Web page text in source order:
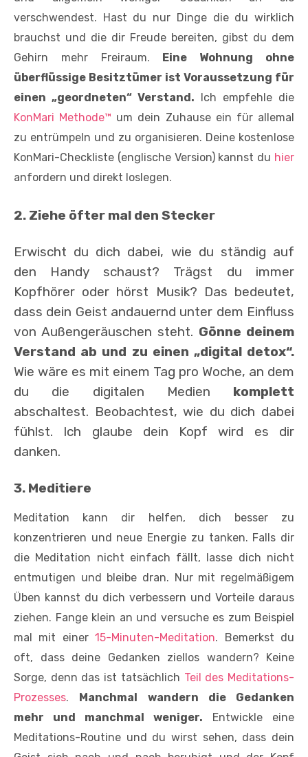
verschwendest. Hast du nur Dinge die du wirklich
brauchst und die dir Freude bereiten, gibst du dem
Gehirn mehr Freiraum.
Eine Wohnung ohne
überflüssige Besitztümer ist Voraussetzung für
einen „geordneten“ Verstand. Ich empfehle die
KonMari Methode™ um dein Zuhause ein für allemal
zu entrümpeln und zu organisieren. Deine kostenlose
KonMari-Checkliste (englische Version) kannst du hier
anfordern und direkt loslegen.
2. Ziehe öfter mal den Stecker
Erwischt du dich dabei, wie du ständig auf
den Handy schaust? Trägst du immer
Kopfhörer oder hörst Musik? Das bedeutet,
dass dein Geist andauernd unter dem Einfluss
von Außengeräuschen steht. Gönne deinem
Verstand ab und zu einen „digital detox“.
Wie wäre es mit einem Tag pro Woche, an dem
du die digitalen Medien komplett
abschaltest. Beobachtest, wie du dich dabei
fühlst. Ich glaube dein Kopf wird es dir
danken.
3. Meditiere
Meditation kann dir helfen, dich besser zu
konzentrieren und neue Energie zu tanken. Falls dir
die Meditation nicht einfach fällt, lasse dich nicht
entmutigen und bleibe dran. Nur mit regelmäßigem
Üben kannst du dich verbessern und Vorteile daraus
ziehen. Fange klein an und versuche es zum Beispiel
mal mit einer15-Minuten-Meditation. Bemerkst du
oft, dass deine Gedanken ziellos wandern? Keine
Sorge, denn das ist tatsächlich Teil des Meditations-
Prozesses.
Manchmal wandern die Gedanken
mehr und manchmal weniger. Entwickle eine
Meditations-Routine und du wirst sehen, dass dein